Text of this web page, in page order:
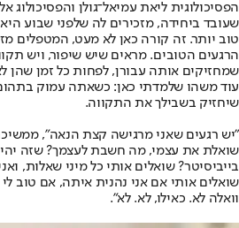
הפסיכולוגית ליאת עמיאל־גולן והפסיכולוג
שעובד ביחידה, מזכירים לה שלפני שבוע
טוב יותר. זה קורה כאן לא מעט, המטפלים
הרגעים הטובים. מראים שיש שיפור, ויש
שמחזיקים אותה עבורן, לפחות כל זמן שהן
עוד משהו שלמדתי כאן: כשאתה עמוק
שיחזיק בשבילך את התקווה.
"יש רגעים שאני מרגישה קצת הנאה",
שואלת את עצמי, מה חשבת לעצמך? שזה
בייביסיטר? שואלים אותי כל מיני שאלות,
שואלים אותי אם אני נהנית איתה, אם טוב
וואלה לא. כאילו, לא. לא".